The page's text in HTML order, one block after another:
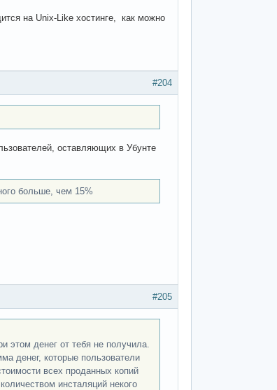
на Unix-Like хостинге, как можно
#204
оставляющих в Убунте
больше, чем 15%
#205
этом денег от тебя не получила.
денег, которые пользователи
всех проданных копий
инсталяций некого